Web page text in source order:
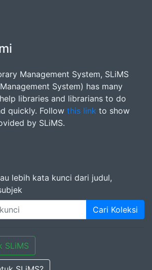
Management System, SLiMS
System) has many
libraries and librarians to do
quickly. Follow this link to show
by SLiMS.
lebih kata kunci dari judul,
Cari Koleksi
SLiMS